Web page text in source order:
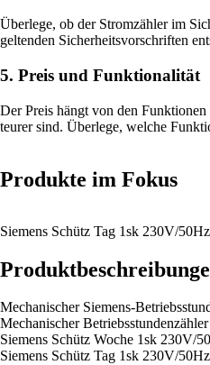
Überlege, ob der Stromzähler im
geltenden Sicherheitsvorschriften
5. Preis und Funktionalität
Der Preis hängt von den
teurer sind. Überlege, welche
Produkte im Fokus
Siemens Schütz Tag 1sk 230V/50Hz
Mechanischer Siemens-
Mechanischer
Siemens Schütz Woche 1sk 230V/
Siemens Schütz Tag 1sk 230V/50Hz